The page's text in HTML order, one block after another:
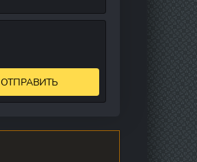
ОТПРАВИТЬ